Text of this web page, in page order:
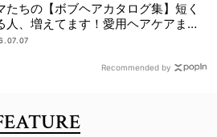
たちの【ボブヘアカタログ集】短く
人、増えてます！愛用ヘアケアまで
見せ
Recommended by